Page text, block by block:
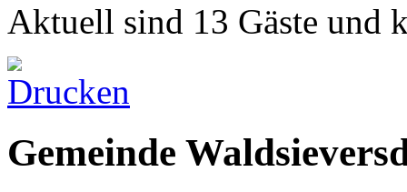
Aktuell sind 13 Gäste und
Gemeinde